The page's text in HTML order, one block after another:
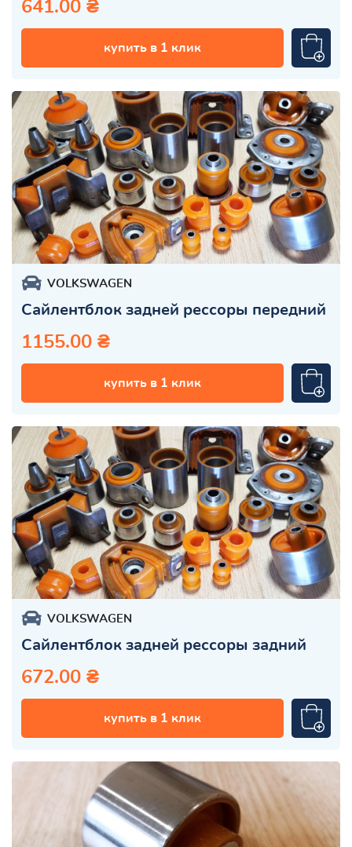
641.00 ₴
купить в 1 клик
VOLKSWAGEN
Сайлентблок задней рессоры передний
1155.00 ₴
купить в 1 клик
VOLKSWAGEN
Сайлентблок задней рессоры задний
672.00 ₴
купить в 1 клик